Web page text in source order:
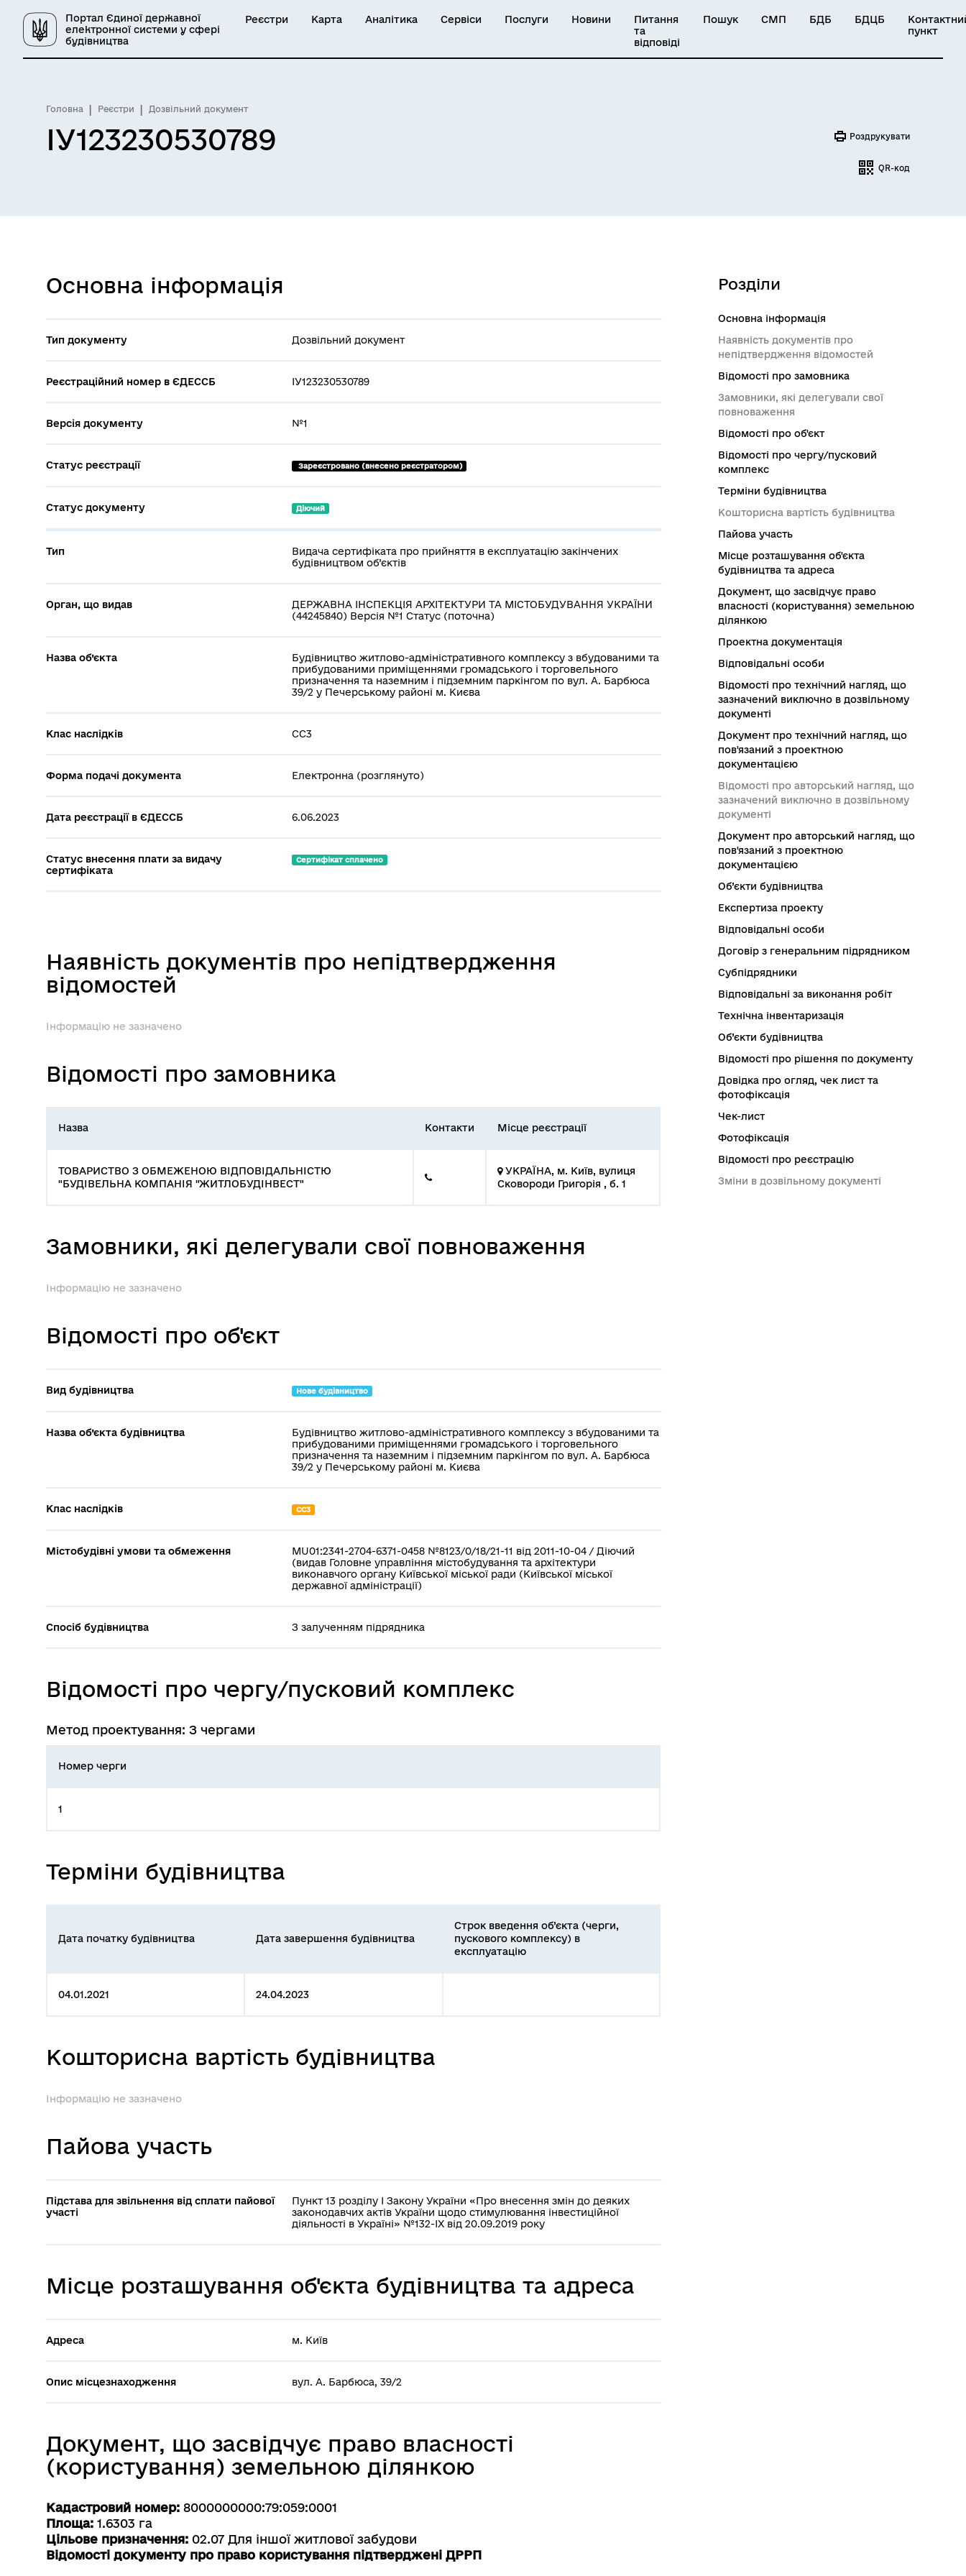
Портал Єдиної державної
електронної системи у сфері
будівництва
Реєстри Карта Аналітика Сервіси Послуги Новини
Питання
та
відповіді
Пошук СМП БДБ БДЦБ
пункт
Головна Реєстри Дозвільний документ
ІУ123230530789 Роздрукувати
QR-код
Основна інформація
Тип документу Дозвільний документ
Реєстраційний номер в ЄДЕССБ ІУ123230530789
Версія документу №1
Статус реєстрації Зареєстровано (внесено реєстратором)
Статус документу Діючий
Тип
Видача сертифіката про прийняття в експлуатацію закінчених
будівництвом об’єктів
Орган, що видав
ДЕРЖАВНА ІНСПЕКЦІЯ АРХІТЕКТУРИ ТА МІСТОБУДУВАННЯ УКРАЇНИ
(44245840) Версія №1 Статус (поточна)
Назва об’єкта
Будівництво житлово-адміністративного комплексу з вбудованими та
прибудованими приміщеннями громадського і торговельного
призначення та наземним і підземним паркінгом по вул. А. Барбюса
39/2 у Печерському районі м. Києва
Клас наслідків СС3
Форма подачі документа Електронна (розглянуто)
Дата реєстрації в ЄДЕССБ 6.06.2023
Статус внесення плати за видачу
сертифіката
Сертифікат сплачено
Наявність документів про непідтвердження
відомостей
Інформацію не зазначено
Відомості про замовника
Назва Контакти Місце реєстрації
ТОВАРИСТВО З ОБМЕЖЕНОЮ ВІДПОВІДАЛЬНІСТЮ
"БУДІВЕЛЬНА КОМПАНІЯ "ЖИТЛОБУДІНВЕСТ"
УКРАЇНА, м. Київ, вулиця
Сковороди Григорія , б. 1
Замовники, які делегували свої повноваження
Інформацію не зазначено
Відомості про об'єкт
Вид будівництва Нове будівництво
Назва об’єкта будівництва
Будівництво житлово-адміністративного комплексу з вбудованими та
прибудованими приміщеннями громадського і торговельного
призначення та наземним і підземним паркінгом по вул. А. Барбюса
39/2 у Печерському районі м. Києва
Клас наслідків СС3
Містобудівні умови та обмеження
MU01:2341-2704-6371-0458 №8123/0/18/21-11 від 2011-10-04 / Діючий
(видав Головне управління містобудування та архітектури
виконавчого органу Київської міської ради (Київської міської
державної адміністрації)
Спосіб будівництва З залученням підрядника
Відомості про чергу/пусковий комплекс
Метод проектування: З чергами
Номер черги
1
Терміни будівництва
Дата початку будівництва Дата завершення будівництва
Строк введення об’єкта (черги,
пускового комплексу) в
експлуатацію
04.01.2021 24.04.2023
Кошторисна вартість будівництва
Інформацію не зазначено
Пайова участь
Підстава для звільнення від сплати пайової
участі
Пункт 13 розділу І Закону України «Про внесення змін до деяких
законодавчих актів України щодо стимулювання інвестиційної
діяльності в Україні» №132-IX від 20.09.2019 року
Місце розташування об'єкта будівництва та адреса
Адреса м. Київ
Опис місцезнаходження вул. А. Барбюса, 39/2
Документ, що засвідчує право власності
(користування) земельною ділянкою
Кадастровий номер: 8000000000:79:059:0001
Площа: 1.6303 га
Цільове призначення: 02.07 Для іншої житлової забудови
Відомості документу про право користування підтверджені ДРРП
Розділи
Основна інформація
Наявність документів про
непідтвердження відомостей
Відомості про замовника
Замовники, які делегували свої
повноваження
Відомості про об'єкт
Відомості про чергу/пусковий
комплекс
Терміни будівництва
Кошторисна вартість будівництва
Пайова участь
Місце розташування об'єкта
будівництва та адреса
Документ, що засвідчує право
власності (користування) земельною
ділянкою
Проектна документація
Відповідальні особи
Відомості про технічний нагляд, що
зазначений виключно в дозвільному
документі
Документ про технічний нагляд, що
пов'язаний з проектною
документацією
Відомості про авторський нагляд, що
зазначений виключно в дозвільному
документі
Документ про авторський нагляд, що
пов'язаний з проектною
документацією
Об’єкти будівництва
Експертиза проекту
Відповідальні особи
Договір з генеральним підрядником
Субпідрядники
Відповідальні за виконання робіт
Технічна інвентаризація
Об’єкти будівництва
Відомості про рішення по документу
Довідка про огляд, чек лист та
фотофіксація
Чек-лист
Фотофіксація
Відомості про реєстрацію
Зміни в дозвільному документі